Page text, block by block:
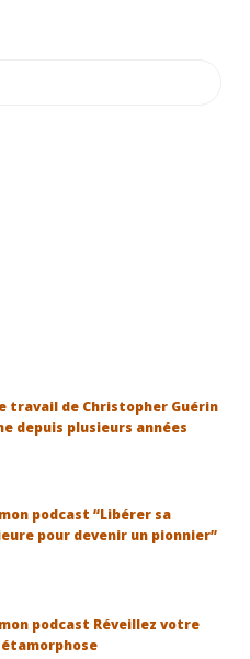
travail de Christopher Guérin
depuis plusieurs années
podcast “Libérer sa
pour devenir un pionnier”
podcast Réveillez votre